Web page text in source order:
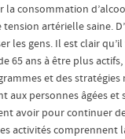
consommation
artérielle saine.
les gens. Il est clair
65 ans à être plus
et des stratégies
aux personnes âgées et
avoir pour continuer
activités comprennent